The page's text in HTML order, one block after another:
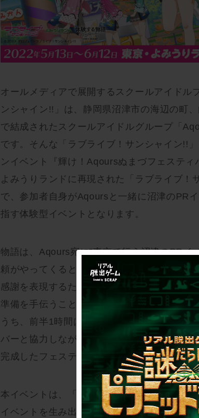
オールメディアで展開するスクールアイドル
ンシャイン!!」は、静岡県沼津市の海辺の町
で結成されたスクールアイドルグループ「
です。そんな「ラブライブ！サンシャイン!!
ンイベント『輝け！Aqoursぬまづフェスティ
よみうりランドに再現された「ラブライブ！
で、参加者自身がAqoursと一緒に沼津のPR
指す体験型イベントとなります。
物語は、Aqours宛に”東京で行う沼津のPRイ
頼がやってくるところから始まります。東京
感謝を表現するためのフェスティバルを企画
準備を手伝うことに。本イベントでは、想定
うち、前半1時間はフェスづくりを手伝う”助
バーと協力しながら準備をし、後半1時間で
完成したフェスティバルを体験することがで
本イベントは、「リアル脱出ゲーム」をはじ
イベントを生み出してきたSCRAPがお届け